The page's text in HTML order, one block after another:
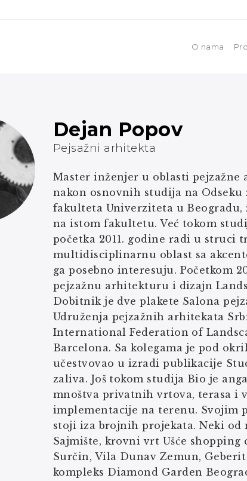
O nama
Dejan Popov
Pejsažni arhitekta
Master inženjer u oblasti pejzažne
nakon osnovnih studija na
fakulteta Univerziteta u Beogradu,
na istom fakultetu. Već tokom
početka 2011. godine radi u struci
multidisciplinarnu oblast sa
ga posebno interesuju. Početkom
pejzažnu arhitekturu i dizajn
Dobitnik je dve plakete Salona
Udruženja pejzažnih arhitekata
International Federation of
Barcelona. Sa kolegama je pod
učestvovao u izradi publikacije
zaliva. Još tokom studija Bio je
mnoštva privatnih vrtova, terasa i
implementacije na terenu. Svojim
stoji iza brojnih projekata. Neki
Sajmište, krovni vrt Ušće
Surčin, Vila Dunav Zemun, Geberit
kompleks Diamond Garden